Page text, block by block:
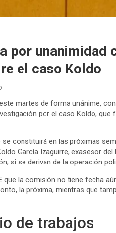
por unanimidad
el caso Koldo
martes de forma unánime,
por el caso Koldo, que
constituirá en las próximas
García Izaguirre, exasesor
si se derivan de la operación
que la comisión no tiene fecha
la próxima, mientras que
de trabajos